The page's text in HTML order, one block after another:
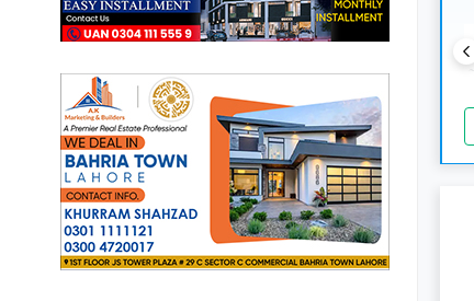
پینٹ ہاؤس
11.6 مرلہ
-12.5 مرلہ
3.4 مرلہ
-5.2 مرلہ